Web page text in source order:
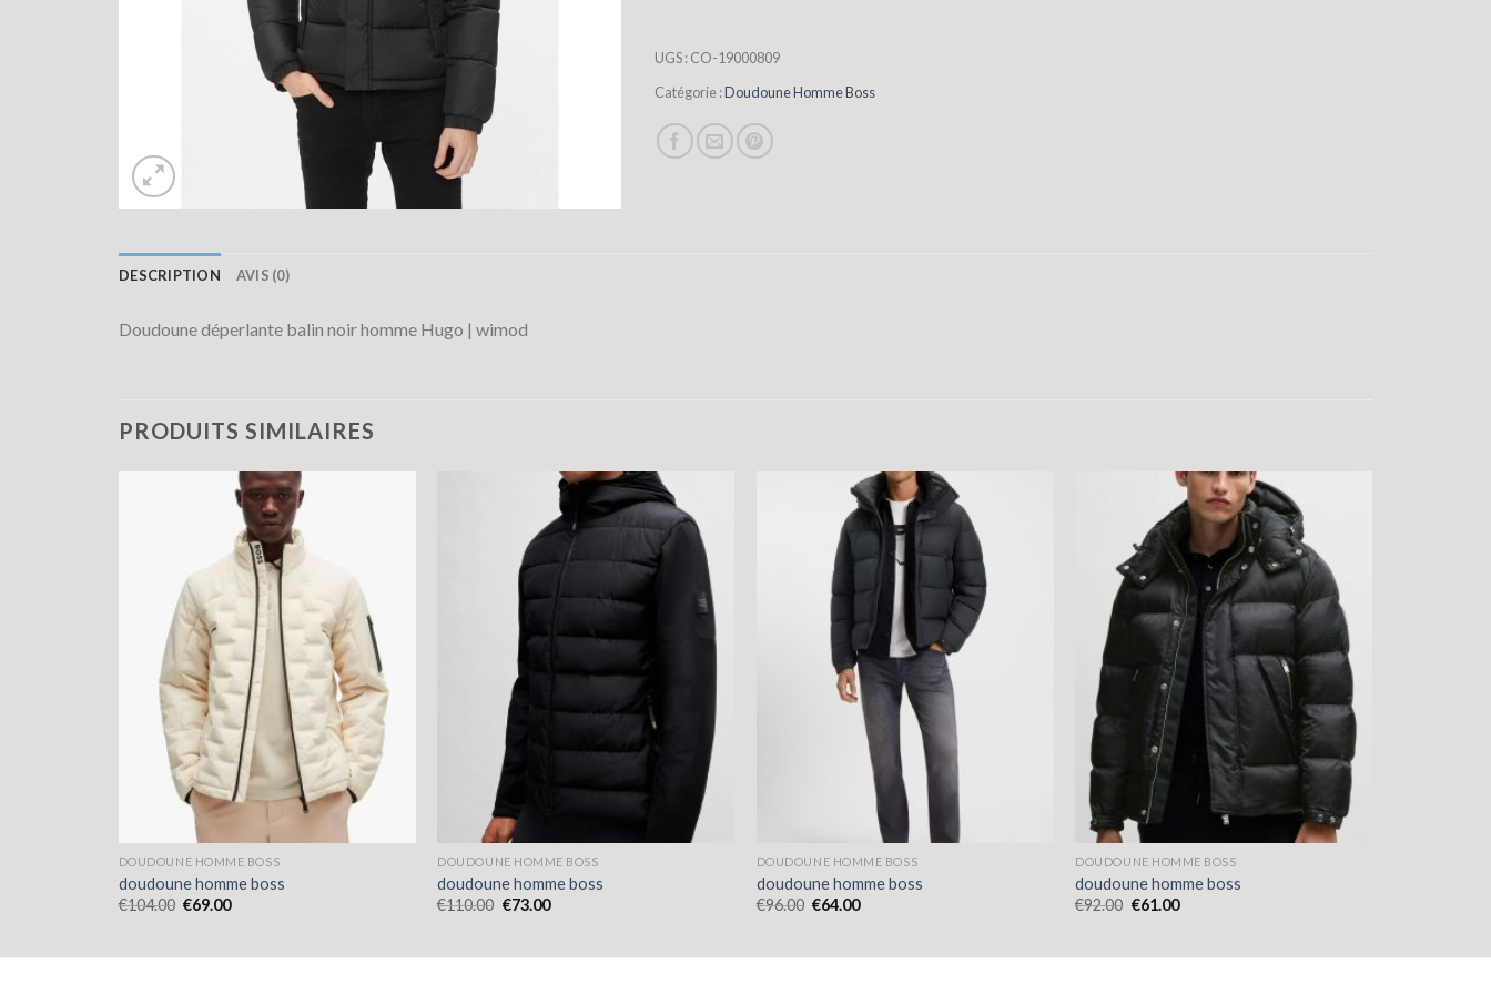
UGS :CO-19000809
Catégorie :Doudoune Homme Boss
DESCRIPTION AVIS (0)
Doudoune déperlante balin noir homme Hugo | wimod
PRODUITS SIMILAIRES
DOUDOUNE HOMME BOSS
doudoune homme boss
€104.00 €69.00
DOUDOUNE HOMME BOSS
doudoune homme boss
€110.00 €73.00
DOUDOUNE HOMME BOSS
doudoune homme boss
€96.00 €64.00
DOUDOUNE HOMME BOSS
doudoune homme boss
€92.00 €61.00